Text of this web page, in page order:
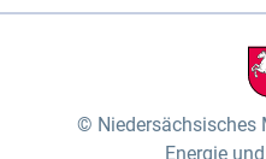
Niedersächsisches
Energie